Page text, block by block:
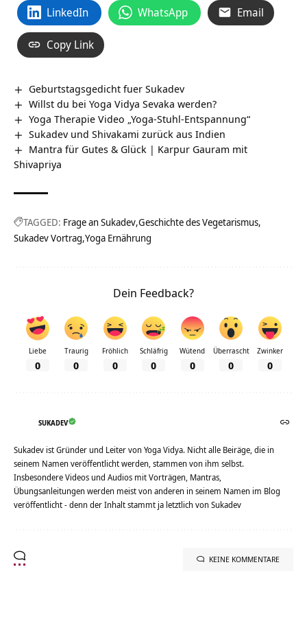
LinkedIn WhatsApp Email
Copy Link
Geburtstagsgedicht fuer Sukadev
Willst du bei Yoga Vidya Sevaka werden?
Yoga Therapie Video „Yoga-Stuhl-Entspannung“
Sukadev und Shivakami zurück aus Indien
Mantra für Gutes & Glück | Karpur Gauram mit
Shivapriya
TAGGED: Frage an Sukadev Geschichte des Vegetarismus
Sukadev Vortrag Yoga Ernährung
Dein Feedback?
Liebe
0
Traurig
0
Fröhlich
0
Schläfrig
0
Wütend
0
Überrascht
0
Zwinker
0
SUKADEV
Sukadev ist Gründer und Leiter von Yoga Vidya. Nicht alle Beiräge, die in
seinem Namen veröffentlicht werden, stammen von ihm selbst.
Insbesondere Videos und Audios mit Vorträgen, Mantras,
Übungsanleitungen werden meist von anderen in seinem Namen im Blog
veröffentlicht - denn der Inhalt stammt ja letztlich von Sukadev
KEINE KOMMENTARE